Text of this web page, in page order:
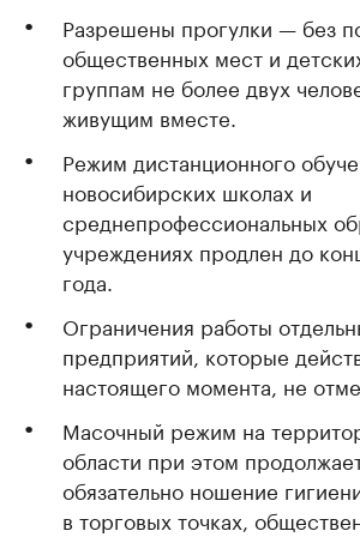
Разрешены прогулки — без
общественных мест и
группам не более двух
живущим вместе.
Режим дистанционного
новосибирских школах и
среднепрофессиональных
учреждениях продлен до
года.
Ограничения работы
предприятий, которые
настоящего момента, не
Масочный режим на
области при этом
обязательно ношение
в торговых точках,